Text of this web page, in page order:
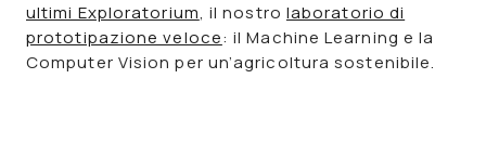
ultimi Exploratorium, il nostro laboratorio di
prototipazione veloce: ilMachine Learning e la
Computer Vision per un’agricoltura sostenibile.